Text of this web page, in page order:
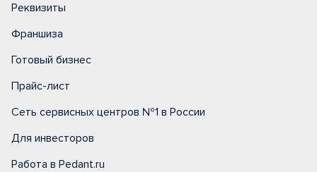
Реквизиты
Франшиза
Готовый бизнес
Прайс-лист
Сеть сервисных центров №1 в России
Для инвесторов
Работа в Pedant.ru